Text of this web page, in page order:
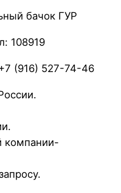
бачок ГУР
108919
(916) 527-74-46
компании-